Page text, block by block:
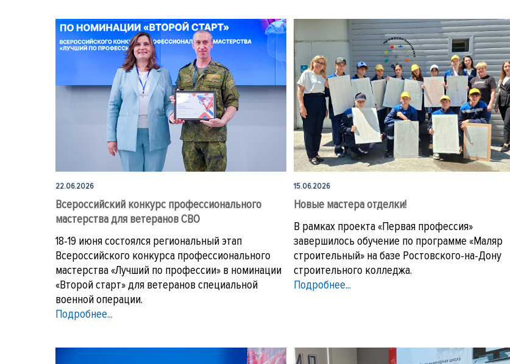
22.06.2026
Всероссийский конкурс профессионального
мастерства для ветеранов СВО
18-19 июня состоялся региональный этап
Всероссийского конкурса профессионального
мастерства «Лучший по профессии» в номинации
«Второй старт» для ветеранов специальной
военной операции.
Подробнее...
15.06.2026
Новые мастера отделки!
В рамках проекта «Первая профессия»
завершилось обучение по программе «Маляр
строительный» на базе Ростовского-на-Дону
строительного колледжа.
Подробнее...